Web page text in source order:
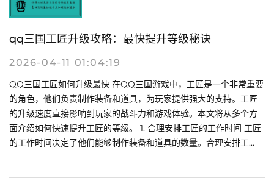
qq三国工匠升级攻略：最快提升等级秘诀
2026-04-11 01:04:19
QQ三国工匠如何升级最快 在QQ三国游戏中，工匠是一个非常重要
的角色，他们负责制作装备和道具，为玩家提供强大的支持。工匠
的升级速度直接影响到玩家的战斗力和游戏体验。本文将从多个方
面介绍如何快速提升工匠的等级。 1. 合理安排工匠的工作时间 工匠
的工作时间决定了他们能够制作装备和道具的数量。合理安排工...